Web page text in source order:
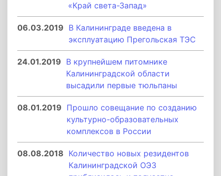
«Край света-Запад»
06.03.2019 В Калининграде введена в
эксплуатацию Прегольская ТЭС
24.01.2019 В крупнейшем питомнике
Калининградской области
высадили первые тюльпаны
08.01.2019 Прошло совещание по созданию
культурно-образовательных
комплексов в России
08.08.2018 Количество новых резидентов
Калининградской ОЭЗ